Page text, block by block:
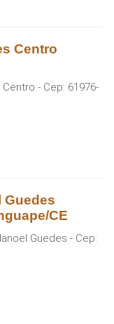
Centro
Centro - Cep: 61976-
Guedes
CE
Guedes - Cep: